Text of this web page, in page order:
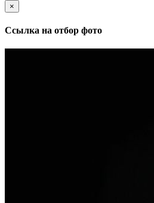
×
Ссылка на отбор фото